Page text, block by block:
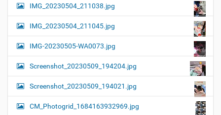
IMG_20230504_211038.jpg
IMG_20230504_211045.jpg
IMG-20230505-WA0073.jpg
Screenshot_20230509_194204.jpg
Screenshot_20230509_194021.jpg
CM_Photogrid_1684163932969.jpg